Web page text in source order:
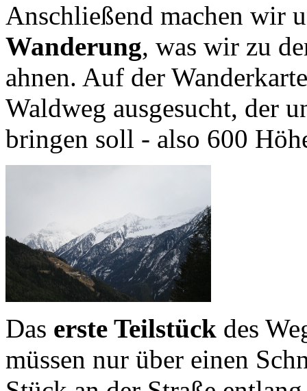
Anschließend machen wir
Wanderung, was wir zu
ahnen. Auf der
Waldweg ausgesucht, der
bringen soll - also 600
Das erste Teilstück des
müssen nur über einen